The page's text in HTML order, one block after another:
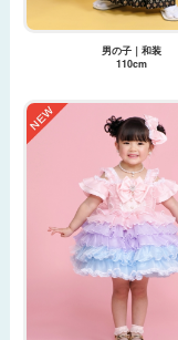
男の子｜和装
110cm